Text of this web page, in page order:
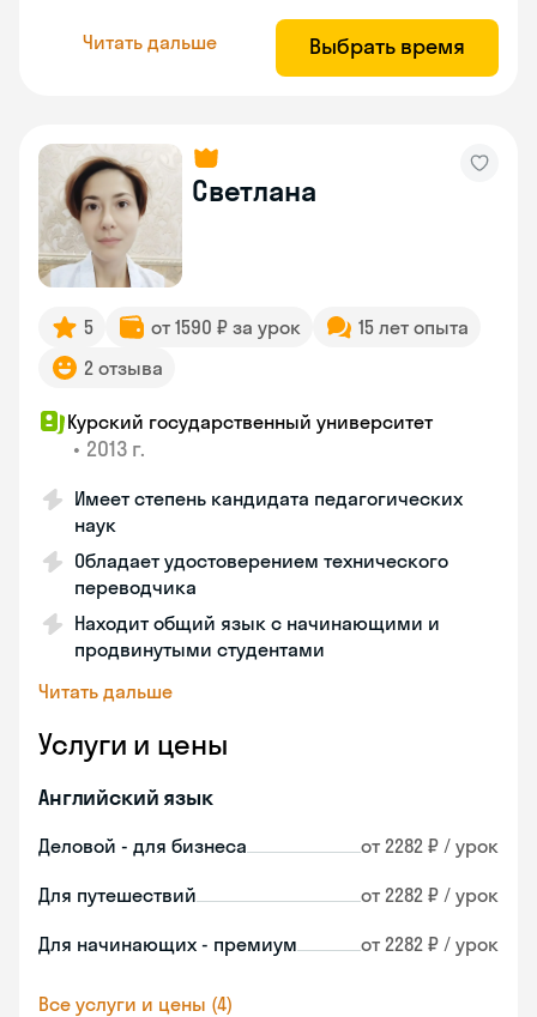
Читать дальше Выбрать время
Светлана
5 от 1590 ₽ за урок
15 лет опыта
2 отзыва
Курский государственный университет
• 2013 г.
Имеет степень кандидата педагогических
наук
Обладает удостоверением технического
переводчика
Находит общий язык с начинающими и
продвинутыми студентами
Читать дальше
Услуги и цены
Английский язык
Деловой - для бизнеса от 2282 ₽ / урок
Для путешествий от 2282 ₽ / урок
Для начинающих - премиум от 2282 ₽ / урок
Все услуги и цены (4)